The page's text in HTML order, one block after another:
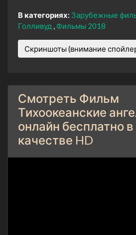
В категориях: Зарубежные
Голливуд
Фильмы 2018
Скриншоты (внимание
Смотреть Фильм
Тихоокеанские
онлайн бесплатно
качестве HD